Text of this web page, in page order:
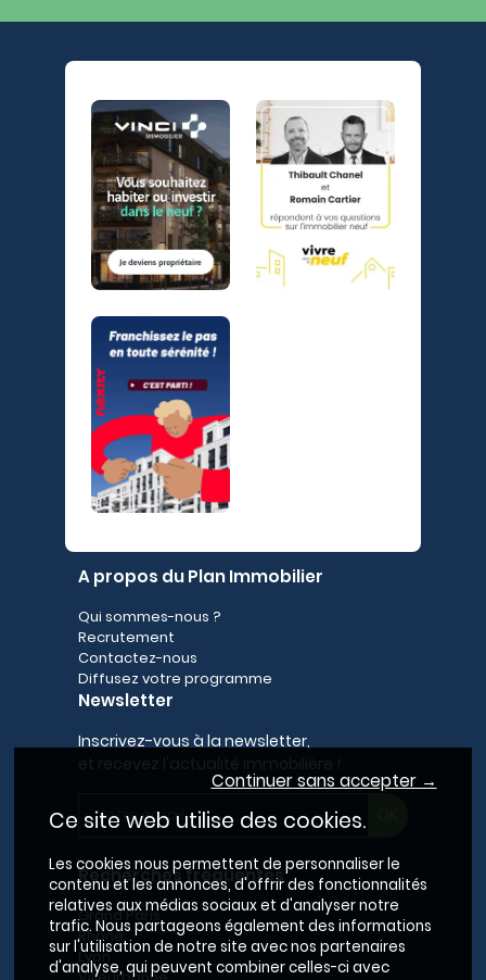
A propos du Plan Immobilier
Qui sommes-nous ?
Recrutement
Contactez-nous
Diffusez votre programme
Newsletter
Inscrivez-vous à la newsletter,
Recherches fréquentes
Grand Paris
Rhône
Lyon
Continuer sans accepter →
Ce site web utilise des cookies.
Les cookies nous permettent de personnaliser le
contenu et les annonces, d'offrir des fonctionnalités
relatives aux médias sociaux et d'analyser notre
trafic. Nous partageons également des informations
sur l'utilisation de notre site avec nos partenaires
d'analyse, qui peuvent combiner celles-ci avec